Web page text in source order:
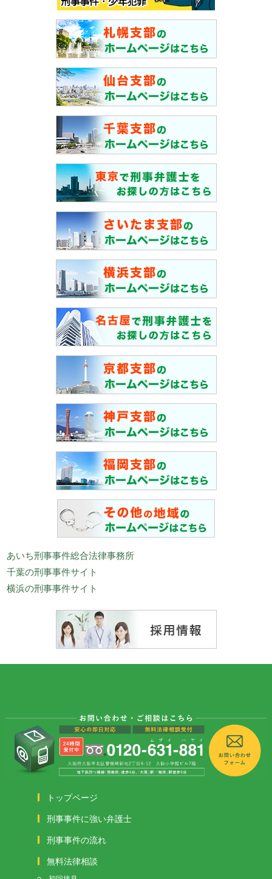
あいち刑事事件総合法律事務所
千葉の刑事事件サイト
横浜の刑事事件サイト
トップページ
刑事事件に強い弁護士
刑事事件の流れ
無料法律相談